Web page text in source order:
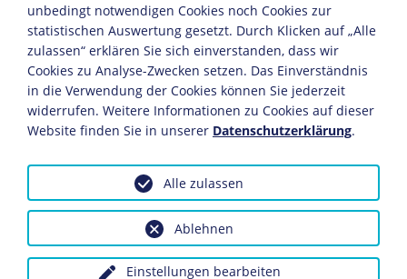
unbedingt notwendigen Cookies noch Cookies zur
statistischen Auswertung gesetzt. Durch Klicken auf „Alle
zulassen“ erklären Sie sich einverstanden, dass wir
Cookies zu Analyse-Zwecken setzen. Das Einverständnis
in die Verwendung der Cookies können Sie jederzeit
widerrufen. Weitere Informationen zu Cookies auf dieser
Website finden Sie in unserer Datenschutzerklärung.
Einstellungen bearbeiten
Ablehnen
Alle zulassen